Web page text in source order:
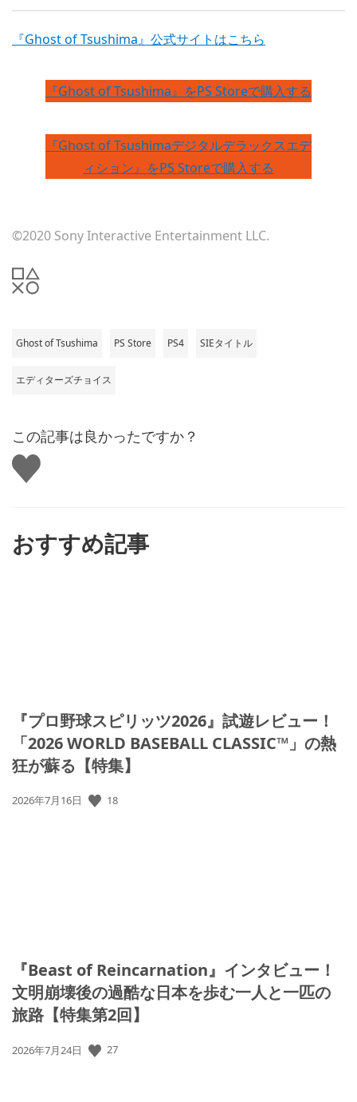
『Ghost of Tsushima』公式サイトはこちら
『Ghost of Tsushima』をPS Storeで購入する
『Ghost of Tsushimaデジタルデラックスエデ
ィション』をPS Storeで購入する
©2020 Sony Interactive Entertainment LLC.
Ghost of Tsushima PS Store PS4 SIEタイトル
エディターズチョイス
この記事は良かったですか？
い
い
おすすめ記事
『プロ野球スピリッツ2026』試遊レビュー！
「2026 WORLD BASEBALL CLASSIC™」の熱
狂が蘇る【特集】
公
2026年7月16日 18
『Beast of Reincarnation』インタビュー！
文明崩壊後の過酷な日本を歩む一人と一匹の
旅路【特集第2回】
公
2026年7月24日 27